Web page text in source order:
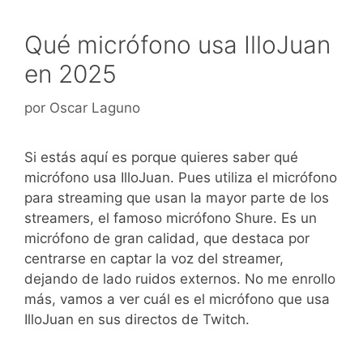
Qué micrófono usa IlloJuan
en 2025
por Oscar Laguno
Si estás aquí es porque quieres saber qué
micrófono usa IlloJuan. Pues utiliza el micrófono
para streaming que usan la mayor parte de los
streamers, el famoso micrófono Shure. Es un
micrófono de gran calidad, que destaca por
centrarse en captar la voz del streamer,
dejando de lado ruidos externos. No me enrollo
más, vamos a ver cuál es el micrófono que usa
IlloJuan en sus directos de Twitch.